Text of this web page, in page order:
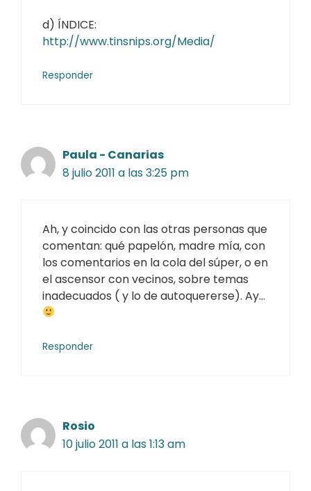
d) ÍNDICE:
http://www.tinsnips.org/Media/
Responder
Paula - Canarias
8 julio 2011 a las 3:25 pm
Ah, y coincido con las otras personas que
comentan: qué papelón, madre mía, con
los comentarios en la cola del súper, o en
el ascensor con vecinos, sobre temas
inadecuados ( y lo de autoquererse). Ay…
Responder
Rosio
10 julio 2011 a las 1:13 am